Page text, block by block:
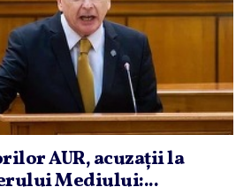
AUR, acuzaţii la
Mediului:...